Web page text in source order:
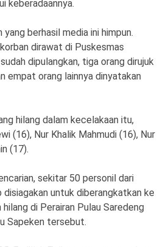
keberadaannya.
berhasil media ini himpun.
dirawat di Puskesmas
dipulangkan, tiga orang dirujuk
empat orang lainnya dinyatakan
hilang dalam kecelakaan itu,
(16), Nur Khalik Mahmudi (16), Nur
(17).
sekitar 50 personil dari
disiagakan untuk diberangkatkan ke
di Perairan Pulau Saredeng
Sapeken tersebut.